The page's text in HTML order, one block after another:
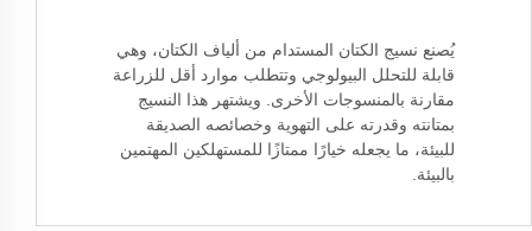
يُصنع نسيج الكتان المستدام من ألياف الكتان، وهي
قابلة للتحلل البيولوجي وتتطلب موارد أقل للزراعة
مقارنة بالمنسوجات الأخرى. ويشتهر هذا النسيج
بمتانته وقدرته على التهوية وخصائصه الصديقة
للبيئة، ما يجعله خيارًا ممتازًا للمستهلكين المهتمين
بالبيئة.